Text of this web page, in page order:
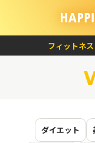
フィットネス
ダイエット